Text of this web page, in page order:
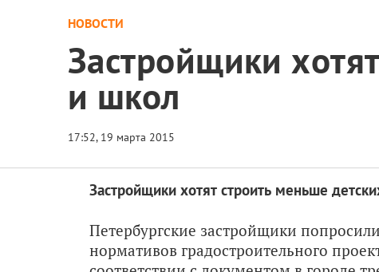
НОВОСТИ
Застройщики
и школ
Застройщики хотят строить меньше
Петербургские застройщики
нормативов градостроительного